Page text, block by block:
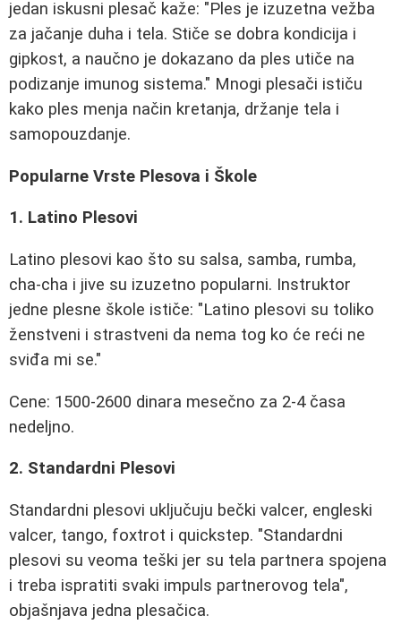
jedan iskusni plesač kaže: "Ples je izuzetna vežba
za jačanje duha i tela. Stiče se dobra kondicija i
gipkost, a naučno je dokazano da ples utiče na
podizanje imunog sistema." Mnogi plesači ističu
kako ples menja način kretanja, držanje tela i
samopouzdanje.
Popularne Vrste Plesova i Škole
1. Latino Plesovi
Latino plesovi kao što su salsa, samba, rumba,
cha-cha i jive su izuzetno popularni. Instruktor
jedne plesne škole ističe: "Latino plesovi su toliko
ženstveni i strastveni da nema tog ko će reći ne
sviđa mi se."
Cene: 1500-2600 dinara mesečno za 2-4 časa
nedeljno.
2. Standardni Plesovi
Standardni plesovi uključuju bečki valcer, engleski
valcer, tango, foxtrot i quickstep. "Standardni
plesovi su veoma teški jer su tela partnera spojena
i treba ispratiti svaki impuls partnerovog tela",
objašnjava jedna plesačica.